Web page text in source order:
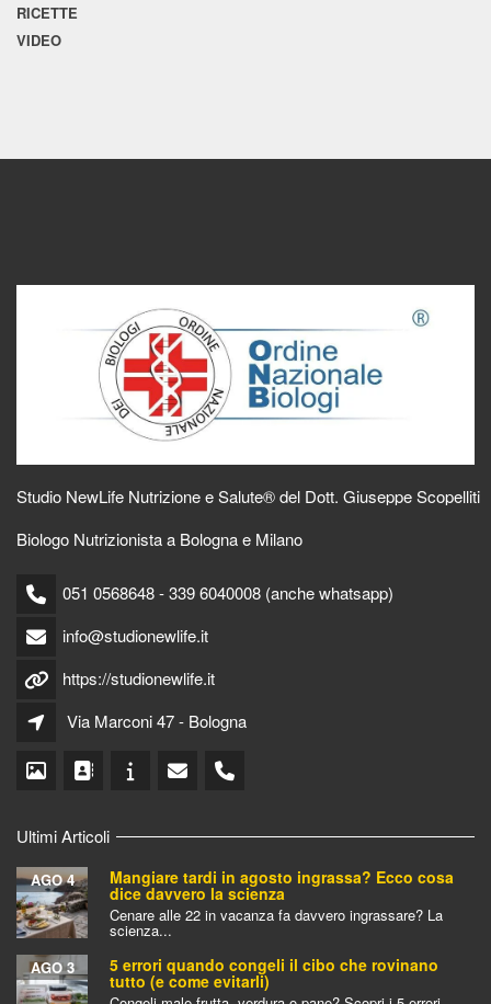
RICETTE
VIDEO
Studio NewLife Nutrizione e Salute® del Dott. Giuseppe Scopelliti
Biologo Nutrizionista a Bologna e Milano
051 0568648 - 339 6040008 (anche whatsapp)
info@studionewlife.it
https://studionewlife.it
Via Marconi 47 - Bologna
Ultimi Articoli
Mangiare tardi in agosto ingrassa? Ecco cosa
dice davvero la scienza
AGO 4
Cenare alle 22 in vacanza fa davvero ingrassare? La
scienza...
5 errori quando congeli il cibo che rovinano
tutto (e come evitarli)
AGO 3